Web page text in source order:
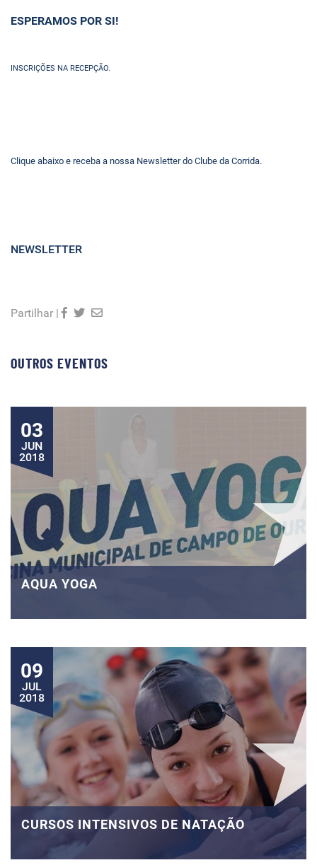
ESPERAMOS POR SI!
INSCRIÇÕES NA RECEPÇÃO.
Clique abaixo e receba a nossa Newsletter do Clube da Corrida.
NEWSLETTER
Partilhar |
OUTROS EVENTOS
03
JUN
2018
AQUA YOGA
09
JUL
2018
CURSOS INTENSIVOS DE NATAÇÃO